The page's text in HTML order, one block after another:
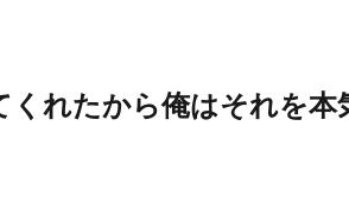
くれたから俺はそれを本